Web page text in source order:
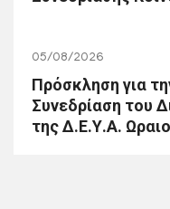
05/08/2026
Πρόσκληση για
Συνεδρίαση του
της Δ.Ε.Υ.Α.